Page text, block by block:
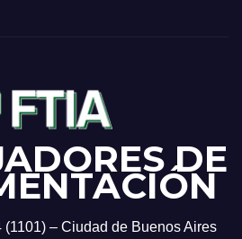
DE
(1101) – Ciudad de Buenos Aires